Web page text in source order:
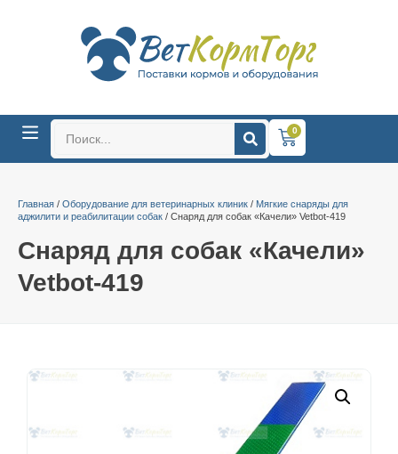
0
Главная / Оборудование для ветеринарных клиник / Мягкие снаряды для
аджилити и реабилитации собак / Снаряд для собак «Качели» Vetbot-419
Снаряд для собак «Качели»
Vetbot-419